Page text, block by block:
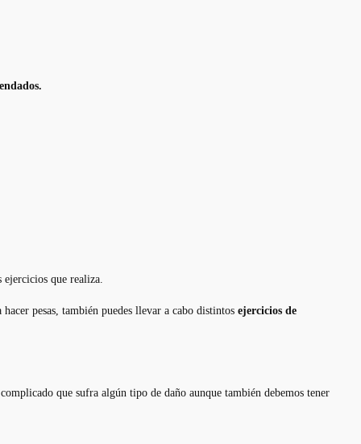
ejercicios que realiza.
pesas, también puedes llevar a cabo distintos ejercicios de
que sufra algún tipo de daño aunque también debemos tener